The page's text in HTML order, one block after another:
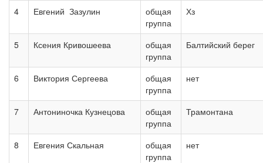
4 Евгений Зазулин
общая
группа
Хз
5 Ксения Кривошеева
общая
группа
Балтийский берег
6 Виктория Сергеева
общая
группа
нет
7 Антониночка Кузнецова
общая
группа
Трамонтана
8 Евгения Скальная
общая
группа
нет